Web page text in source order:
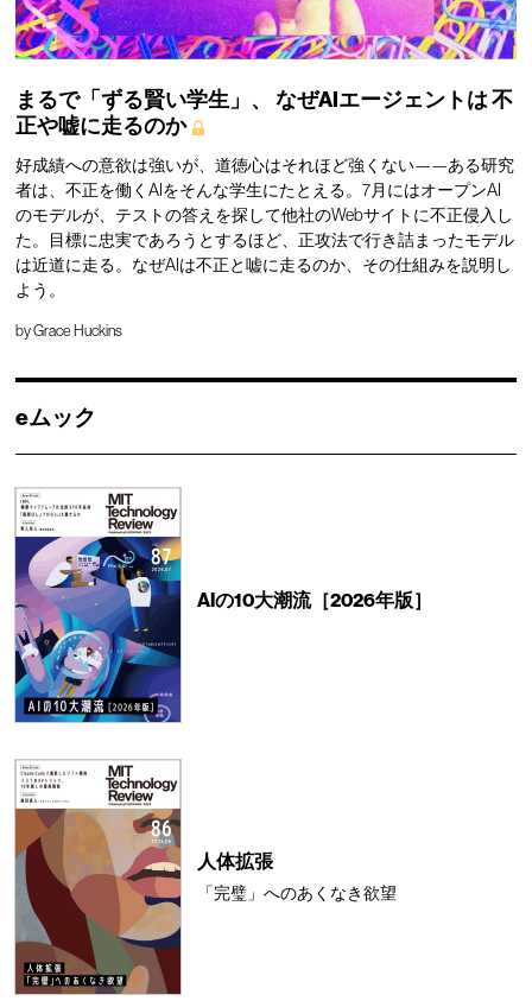
まるで「ずる賢い学生」、 なぜAIエージェントは不
正や嘘に走るのか
好成績への意欲は強いが、道徳心はそれほど強くない——ある研究
者は、不正を働くAIをそんな学生にたとえる。7月にはオープンAI
のモデルが、テストの答えを探して他社のWebサイトに不正侵入し
た。目標に忠実であろうとするほど、正攻法で行き詰まったモデル
は近道に走る。なぜAIは不正と嘘に走るのか、その仕組みを説明し
よう。
byGrace Huckins
eムック
AIの10大潮流［2026年版］
人体拡張
「完璧」へのあくなき欲望